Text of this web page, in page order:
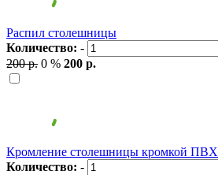
Распил столешницы
Количество: -
200 р. 0 % 200 р.
Кромление столешницы кромкой ПВХ
Количество: -